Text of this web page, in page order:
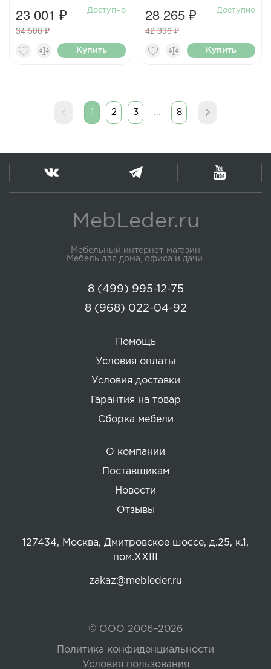
23 001 ₽
34 500 ₽
Доступно
Купить
28 265 ₽
42 396 ₽
Доступно
Купить
1 2 3 8
MebLeder.ru
Мебельный интернет-магазин
Мебель для дома, офиса и дачи.
Помощь
Условия оплаты
Условия доставки
Гарантия на товар
Сборка мебели
О компании
Поставщикам
Новости
Отзывы
127434, Москва, Дмитровское шоссе, д.25, к.1,
пом.XXIII
zakaz@mebleder.ru
8 (499) 995-12-75
8 (968) 022-04-92
© ООО 2006–2026
Политика конфиденциальности
Условия пользования